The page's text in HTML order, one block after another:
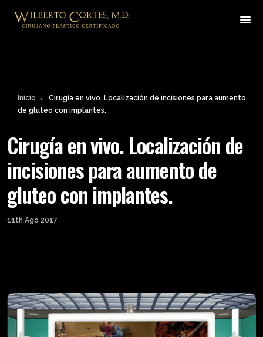
Inicio ►
Cirugía en vivo. Localización de incisiones para aumento
de gluteo con implantes.
Cirugía en vivo. Localización de
incisiones para aumento de
gluteo con implantes.
11th Ago 2017